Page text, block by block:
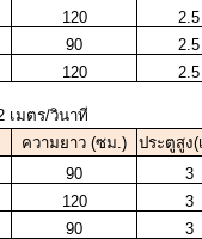
120
2.5
90
2.5
120 2.5
เมตร/วินาที
ความยาว (ซม.)
ประตูสูง(
90
3
120
3
90
3